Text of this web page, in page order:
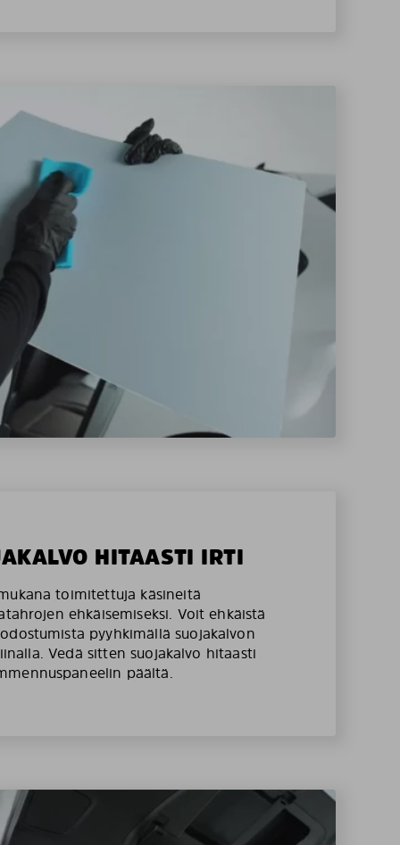
HITAASTI IRTI
toimitettuja käsineitä
ehkäisemiseksi. Voit ehkäistä
pyyhkimällä suojakalvon
Vedä sitten suojakalvo hitaasti
päältä.